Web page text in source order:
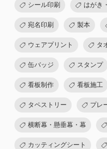
シール印刷 はがき
宛名印刷 製本
ウェアプリント タ
缶バッジ スタンプ
看板制作 看板施工
タペストリー プレ
横断幕・懸垂幕・幕
カッティングシート